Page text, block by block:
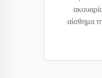
αίσθημα